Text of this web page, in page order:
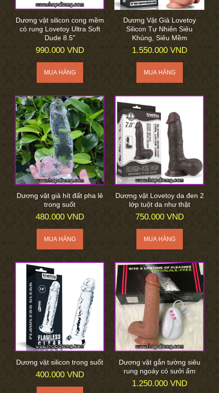
Dương vật silicon cong mềm
có rung Lovetoy Ultra Soft
Dude 8.5"
990.000 VND
Dương Vật Giả Lovetoy
Silicon Tự Nhiên Siêu
Khủng, Siêu Mềm
1.550.000 VND
Dương vật giả hít đất pha lê
trong suốt
480.000 VND
Dương vật Lovetoy da đen 2
lớp tuột da như thật
750.000 VND
Dương vật silicon trong suốt
400.000 VND
Dương vật gắn tường siêu
rung ngoáy có sưởi ấm
1.250.000 VND